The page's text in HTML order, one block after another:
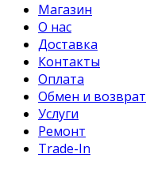
Магазин
О нас
Доставка
Контакты
Оплата
Обмен и возврат
Услуги
Ремонт
Trade-In